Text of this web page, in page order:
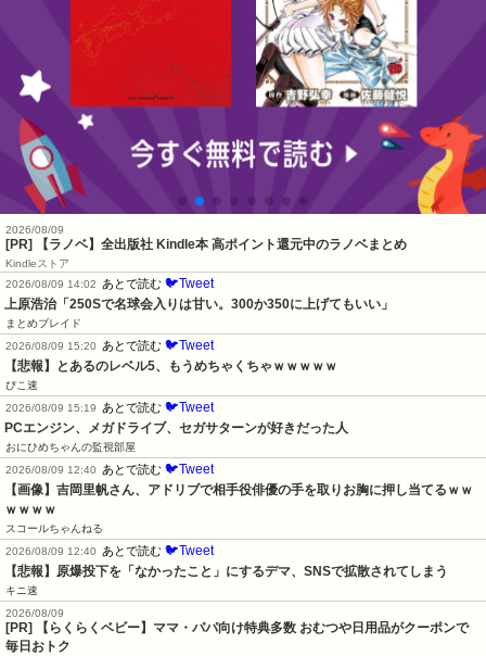
2026/08/09
[PR] 【ラノベ】全出版社 Kindle本 高ポイント還元中のラノベまとめ
Kindleストア
2026/08/09 14:02
あとで読む 🐦Tweet
上原浩治「250Sで名球会入りは甘い。300か350に上げてもいい」
まとめブレイド
2026/08/09 15:20
あとで読む 🐦Tweet
【悲報】とあるのレベル5、もうめちゃくちゃｗｗｗｗｗ
ぴこ速
2026/08/09 15:19
あとで読む 🐦Tweet
PCエンジン、メガドライブ、セガサターンが好きだった人
おにひめちゃんの監視部屋
2026/08/09 12:40
あとで読む 🐦Tweet
【画像】吉岡里帆さん、アドリブで相手役俳優の手を取りお胸に押し当てるｗｗ
ｗｗｗｗ
スコールちゃんねる
2026/08/09 12:40
あとで読む 🐦Tweet
【悲報】原爆投下を「なかったこと」にするデマ、SNSで拡散されてしまう
キニ速
2026/08/09
[PR] 【らくらくベビー】ママ・パパ向け特典多数 おむつや日用品がクーポンで
毎日おトク